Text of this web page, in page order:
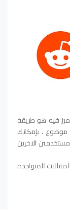
فيه هو طريقة
، بإمكانك
الاخرين
المتواجدة